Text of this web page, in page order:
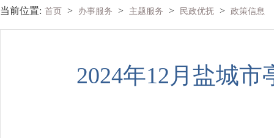
当前位置: 首页 > 办事服务 > 主题服务 > 民政优抚 > 政策信息
2024年12月盐城